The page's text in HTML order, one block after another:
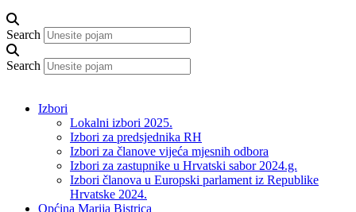
Search
Search
Izbori
Lokalni izbori 2025.
Izbori za predsjednika RH
Izbori za članove vijeća mjesnih odbora
Izbori za zastupnike u Hrvatski sabor 2024.g.
Izbori članova u Europski parlament iz Republike
Hrvatske 2024.
Općina Marija Bistrica